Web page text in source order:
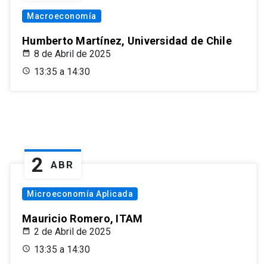
Macroeconomía
Humberto Martínez, Universidad de Chile
8 de Abril de 2025
13:35 a 14:30
2 ABR
Microeconomía Aplicada
Mauricio Romero, ITAM
2 de Abril de 2025
13:35 a 14:30